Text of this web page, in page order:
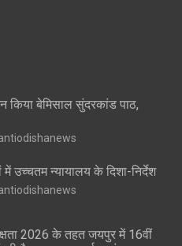
बेमिसाल सुंदरकांड पाठ,
उच्चतम न्यायालय के दिशा-निर्देश
2026 के तहत जयपुर में 16वीं